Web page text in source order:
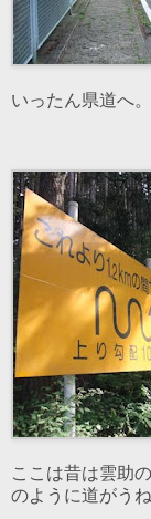
いったん県道へ。
ここは昔は雲助
のように道がう